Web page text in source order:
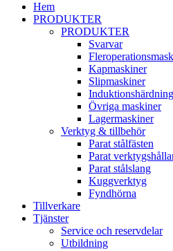
Hem
PRODUKTER
PRODUKTER
Svarvar
Kapmaskiner
Slipmaskiner
Induktionshärdning
Övriga maskiner
Lagermaskiner
Verktyg & tillbehör
Parat stålfästen
Parat
Parat stålslang
Kuggverktyg
Fyndhörna
Tillverkare
Tjänster
Service och reservdelar
Utbildning